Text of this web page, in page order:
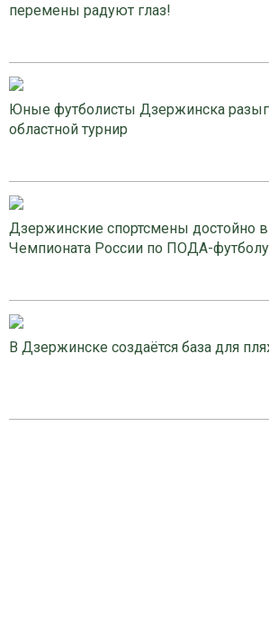
перемены радуют глаз!
Юные футболисты Дзержинска
областной турнир
Дзержинские спортсмены достойно
Чемпионата России по ПОДА-футболу
В Дзержинске создаётся база для